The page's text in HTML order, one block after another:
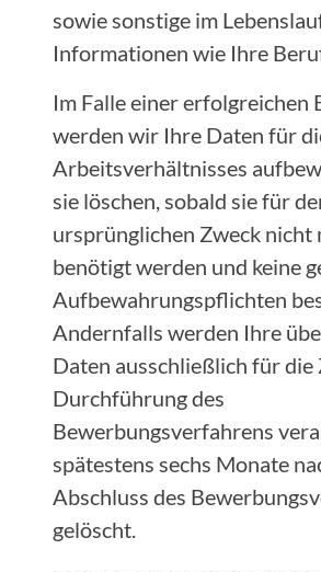
sowie sonstige im
Informationen wie Ihre
Im Falle einer erfolgreichen
werden wir Ihre Daten für
Arbeitsverhältnisses
sie löschen, sobald sie für
ursprünglichen Zweck nicht
benötigt werden und keine
Aufbewahrungspflichten
Andernfalls werden Ihre
Daten ausschließlich für die
Durchführung des
Bewerbungsverfahrens
spätestens sechs Monate
Abschluss des
gelöscht.